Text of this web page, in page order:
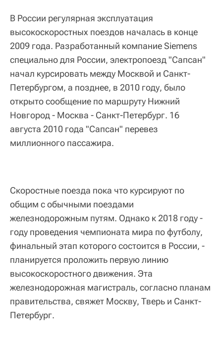
В России регулярная эксплуатация
высокоскоростных поездов началась в конце
2009 года. Разработанный компание Siemens
специально для России, электропоезд "Сапсан"
начал курсировать между Москвой и Санкт-
Петербургом, а позднее, в 2010 году, было
открыто сообщение по маршруту Нижний
Новгород - Москва - Санкт-Петербург. 16
августа 2010 года "Сапсан" перевез
миллионного пассажира.
Скоростные поезда пока что курсируют по
общим с обычными поездами
железнодорожным путям. Однако к 2018 году -
году проведения чемпионата мира по футболу,
финальный этап которого состоится в России, -
планируется проложить первую линию
высокоскоростного движения. Эта
железнодорожная магистраль, согласно планам
правительства, свяжет Москву, Тверь и Санкт-
Петербург.